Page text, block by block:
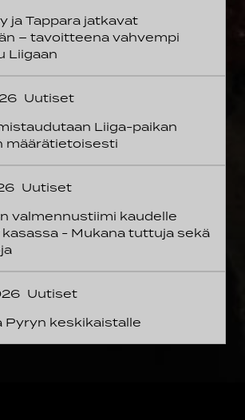
ja Tappara jatkavat
– tavoitteena vahvempi
Liigaan
Uutiset
Liiga-paikan
määrätietoisesti
Uutiset
valmennustiimi kaudelle
- Mukana tuttuja sekä
Uutiset
Pyryn keskikaistalle